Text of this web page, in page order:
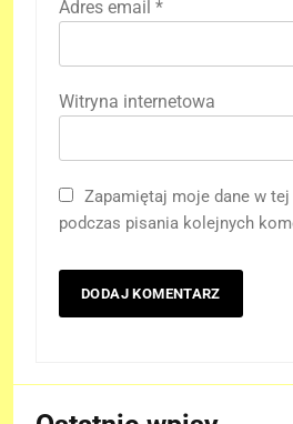
Adres email *
Witryna internetowa
Zapamiętaj moje dane w
podczas pisania kolejnych